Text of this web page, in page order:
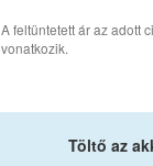
A feltüntetett ár az adott
vonatkozik.
Töltő az